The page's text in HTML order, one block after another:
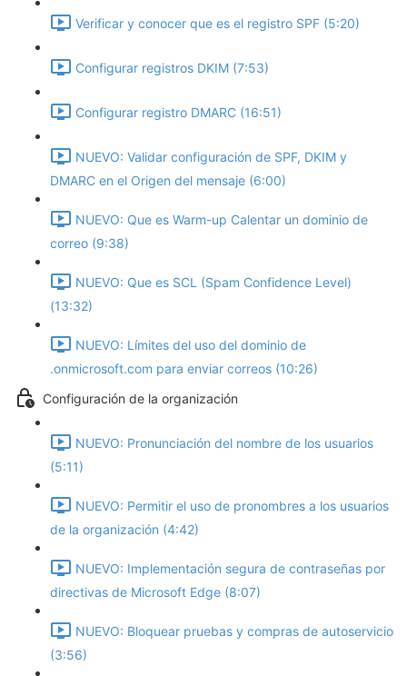
Verificar y conocer que es el registro SPF (5:20)
Configurar registros DKIM (7:53)
Configurar registro DMARC (16:51)
NUEVO: Validar configuración de SPF, DKIM y
DMARC en el Origen del mensaje (6:00)
NUEVO: Que es Warm-up Calentar un dominio de
correo (9:38)
NUEVO: Que es SCL (Spam Confidence Level)
(13:32)
NUEVO: Límites del uso del dominio de
.onmicrosoft.com para enviar correos (10:26)
Configuración de la organización
NUEVO: Pronunciación del nombre de los usuarios
(5:11)
NUEVO: Permitir el uso de pronombres a los usuarios
de la organización (4:42)
NUEVO: Implementación segura de contraseñas por
directivas de Microsoft Edge (8:07)
NUEVO: Bloquear pruebas y compras de autoservicio
(3:56)